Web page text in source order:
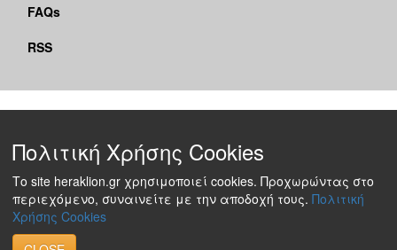
FAQs
RSS
Πολιτική Χρήσης Cookies
Το site heraklion.gr χρησιμοποιεί cookies. Προχωρώντας στο
περιεχόμενο, συναινείτε με την αποδοχή τους. Πολιτική
Χρήσης Cookies